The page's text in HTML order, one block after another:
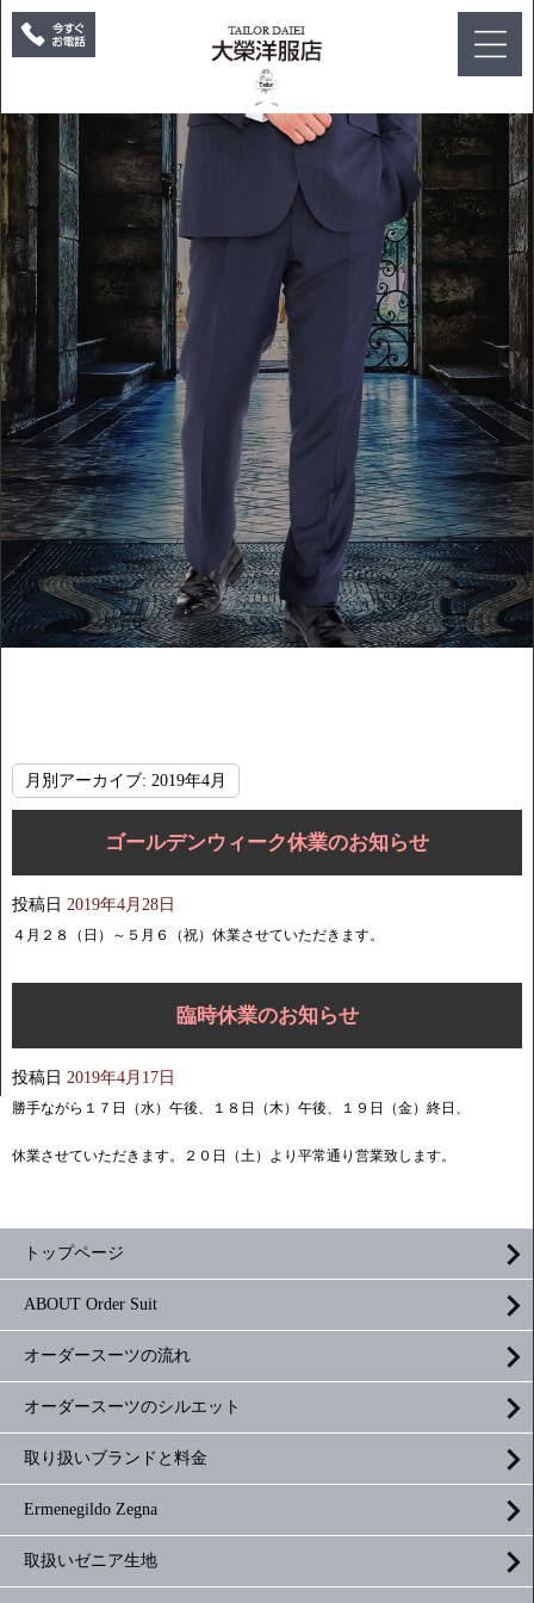
月別アーカイブ: 2019年4月
ゴールデンウィーク休業のお知らせ
投稿日 2019年4月28日
４月２８（日）～５月６（祝）休業させていただきます。
臨時休業のお知らせ
投稿日 2019年4月17日
勝手ながら１７日（水）午後、１８日（木）午後、１９日（金）終日、
休業させていただきます。２０日（土）より平常通り営業致します。
トップページ
ABOUT Order Suit
オーダースーツの流れ
オーダースーツのシルエット
取り扱いブランドと料金
Ermenegildo Zegna
取扱いゼニア生地